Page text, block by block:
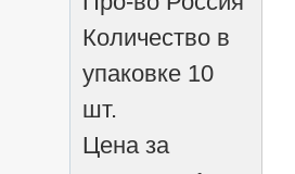
Количество в
упаковке 10
шт.
Цена за